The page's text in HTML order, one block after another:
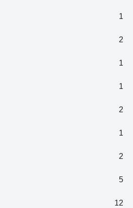
1
2
1
1
2
1
2
5
12